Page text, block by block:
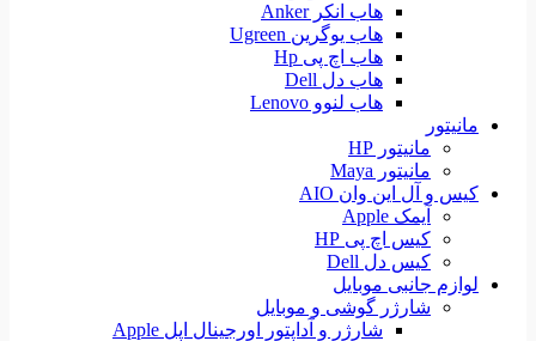
هاب انکر Anker
هاب یوگرین Ugreen
هاب اچ پی Hp
هاب دل Dell
هاب لنوو Lenovo
مانیتور
مانیتور HP
مانیتور Maya
کیس و آل این وان AIO
آیمک Apple
کیس اچ پی HP
کیس دل Dell
لوازم جانبی موبایل
شارژر گوشی و موبایل
شارژر و آداپتور اورجینال اپل Apple